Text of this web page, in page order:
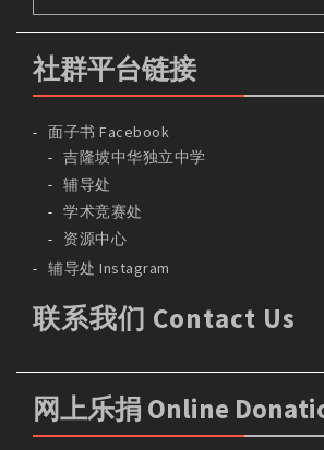
社群平台链接
面子书 Facebook
吉隆坡中华独立中学
辅导处
学术竞赛处
资源中心
辅导处 Instagram
联系我们 Contact Us
网上乐捐 Online